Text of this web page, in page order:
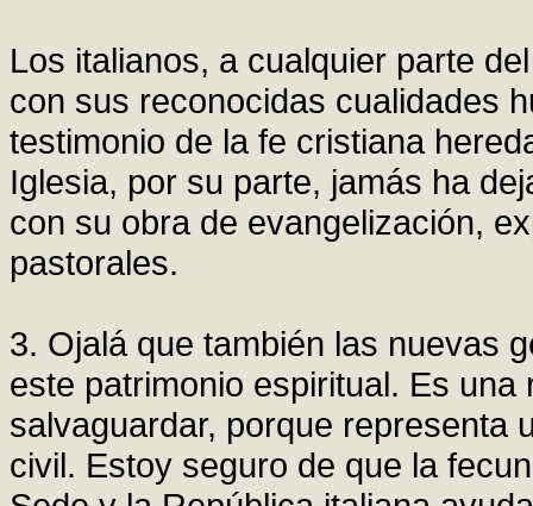
Los italianos, a cualquier parte
con sus reconocidas cualidades
testimonio de la fe cristiana
Iglesia, por su parte, jamás ha
con su obra de evangelización,
pastorales.
3. Ojalá que también las nuevas
este patrimonio espiritual. Es
salvaguardar, porque representa
civil. Estoy seguro de que la